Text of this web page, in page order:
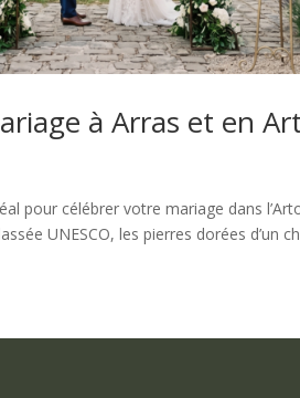
à Arras et en
pour célébrer votre mariage dans
UNESCO, les pierres dorées d’un